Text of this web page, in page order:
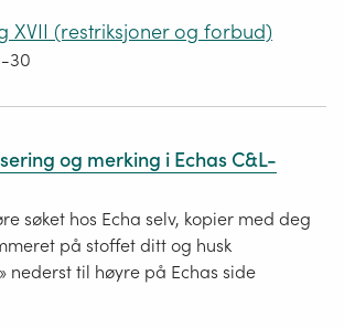
XVII (restriksjoner og forbud)
30
og merking i Echas C&L-
søket hos Echa selv, kopier med deg
på stoffet ditt og husk
nederst til høyre på Echas side